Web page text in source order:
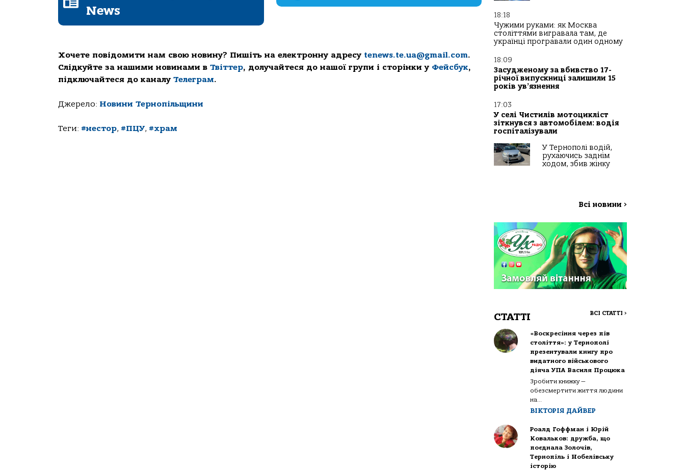
News
Хочете повідомити нам свою новину? Пишіть на електронну адресу tenews.te.ua@gmail.com.
Слідкуйте за нашими новинами в Твіттер, долучайтеся до нашої групи і сторінки у Фейсбук,
підключайтеся до каналу Телеграм.
Джерело: Новини Тернопільщини
Теги: #нестор, #ПЦУ, #храм
18:18
Чужими руками: як Москва
століттями вигравала там, де
українці програвали один одному
18:09
Засудженому за вбивство 17-
річної випускниці залишили 15
років ув’язнення
17:03
У селі Чистилів мотоцикліст
зіткнувся з автомобілем: водія
госпіталізували
У Тернополі водій,
рухаючись заднім
ходом, збив жінку
Всі новини >
СТАТТІ ВСІ СТАТТІ >
«Воскресіння через пів
століття»: у Тернополі
презентували книгу про
видатного військового
діяча УПА Василя Процюка
Зробити книжку —
обезсмертити життя людини
на...
ВІКТОРІЯ ДАЙВЕР
Роалд Гоффман і Юрій
Ковальков: дружба, що
поєднала Золочів,
Тернопіль і Нобелівську
історію